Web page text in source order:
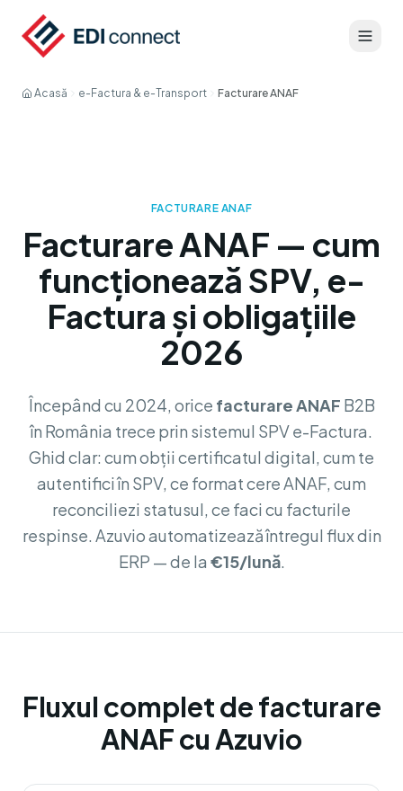
Acasă e-Factura & e-Transport Facturare ANAF
FACTURARE ANAF
Facturare ANAF — cum
funcționează SPV, e-
Factura și obligațiile
2026
Începând cu 2024, orice facturare ANAF B2B
în România trece prin sistemul SPV e-Factura.
Ghid clar: cum obții certificatul digital, cum te
autentifici în SPV, ce format cere ANAF, cum
reconciliezi statusul, ce faci cu facturile
respinse. Azuvio automatizează întregul flux din
ERP — de la €15/lună.
Fluxul complet de facturare
ANAF cu Azuvio